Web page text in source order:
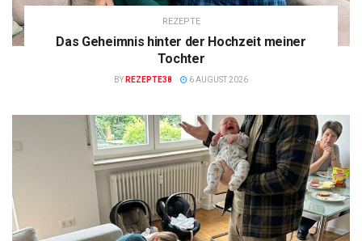
REZEPTE
Das Geheimnis hinter der Hochzeit meiner
Tochter
BY REZEPTE38 6 AUGUST 2026